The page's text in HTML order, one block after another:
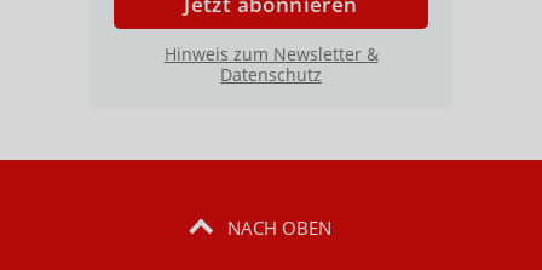
Hinweis zum Newsletter &
Datenschutz
NACH OBEN